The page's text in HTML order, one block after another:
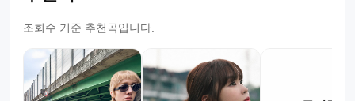
조회수 기준 추천곡입니다.